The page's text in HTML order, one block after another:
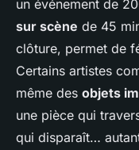
un événement de
sur scène de 45
clôture, permet de
Certains artistes
même des objets
une pièce qui
qui disparaît…